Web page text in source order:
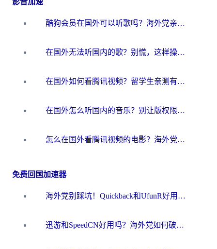
影音加速
酷狗会员在国外可以听歌吗？海外党亲测有效：3步解决音乐权限难题
在国外无法听国内的歌？别慌，这样操作就能畅听QQ音乐（附亲测加速器推荐）
在国外如何看腾讯视频？留学生亲测有效的回国加速方案
在国外怎么听国内的音乐？别让版权限制断了你的华语歌单
怎么在国外看腾讯视频的电影？海外党亲测有效的回国加速指南
免费回国加速器
海外党别踩坑！Quickback和UfunR好用吗？选对回国加速器才能无缝刷国内资源
迅游和SpeedCN好用吗？海外党如何破解那道看不见的墙